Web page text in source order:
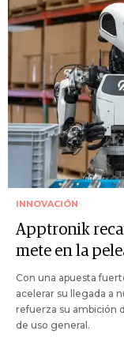
INNOVACIÓN
Apptronik
mete en la
Con una apuesta
acelerar su llegada a
refuerza su ambición
de uso general.